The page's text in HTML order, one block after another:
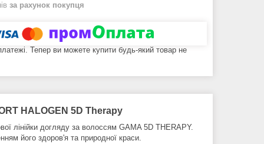
за рахунок покупця
Тепер ви можете купити будь-який товар не
HALOGEN 5D Therapy
лінійки догляду за волоссям GAMA 5D THERAPY.
його здоров'я та природної краси.